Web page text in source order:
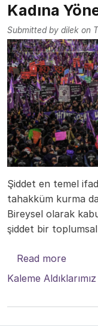
Kadına
Submitted by dilek on
Şiddet en temel
tahakküm kurma
Bireysel olarak
şiddet bir
Read moreabout
Kaleme Aldıklarımız